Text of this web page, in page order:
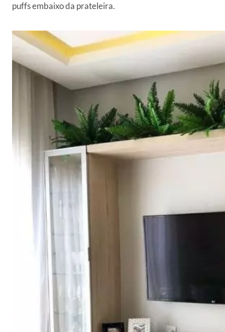
puffs embaixo da prateleira.